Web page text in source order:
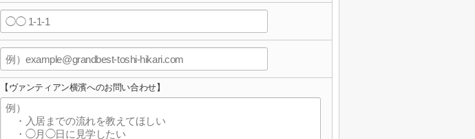
【ヴァンティアン横濱へのお問い合わせ】